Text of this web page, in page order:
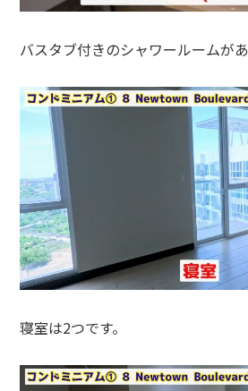
バスタブ付きのシャワールームがあ
寝室は2つです。